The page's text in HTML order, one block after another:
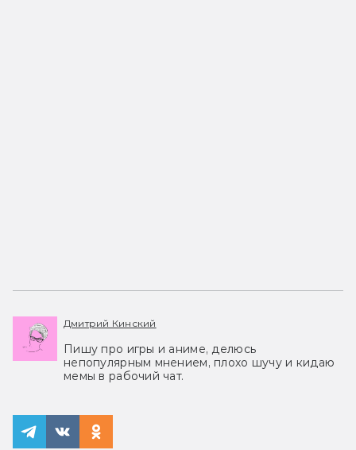
Дмитрий Кинский
Пишу про игры и аниме, делюсь
непопулярным мнением, плохо шучу и кидаю
мемы в рабочий чат.